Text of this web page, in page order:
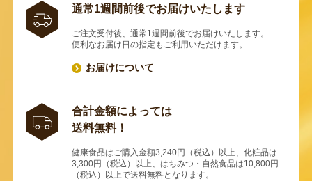
通常1週間前後でお届けいたします
ご注文受付後、通常1週間前後でお届けいたします。
便利なお届け日の指定もご利用いただけます。
お届けについて
合計金額によっては
送料無料！
健康食品はご購入金額3,240円（税込）以上、化粧品は
3,300円（税込）以上、はちみつ・自然食品は10,800円
（税込）以上で送料無料となります。